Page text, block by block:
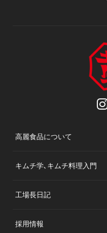
高麗食品について
キムチ学､キムチ料理入門
工場長日記
採用情報